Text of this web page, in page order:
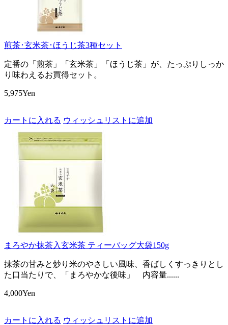
煎茶･玄米茶･ほうじ茶3種セット
定番の「煎茶」「玄米茶」「ほうじ茶」が、たっぷりしっか
り味わえるお買得セット。
5,975Yen
カートに入れる ウィッシュリストに追加
まろやか抹茶入玄米茶 ティーバッグ大袋150g
抹茶の甘みと炒り米のやさしい風味、香ばしくすっきりとし
た口当たりで、「まろやかな後味」 内容量......
4,000Yen
カートに入れる ウィッシュリストに追加